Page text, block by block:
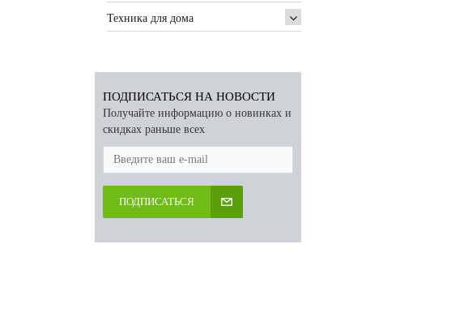
Техника для дома
ПОДПИСАТЬСЯ НА НОВОСТИ
Получайте информацию о новинках и
скидках раньше всех
ПОДПИСАТЬСЯ